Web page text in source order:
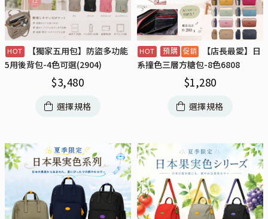
【獨家五用包】防盜多功能
5用後背包-4色可選(2904)
$3,480
選擇規格
預購
【店長最愛】日
系撞色三層方糖包-8色6808
$1,280
選擇規格